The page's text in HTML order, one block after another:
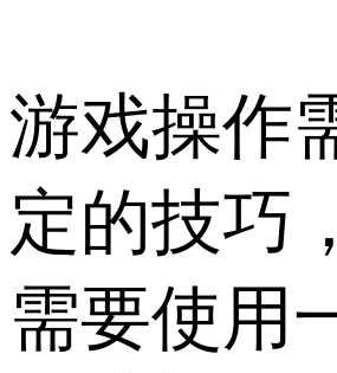
游戏操作
定的技巧
需要使用